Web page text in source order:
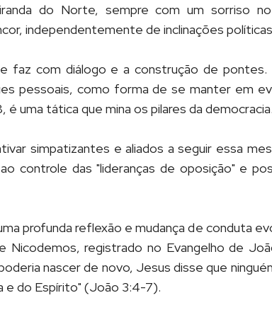
do Norte, sempre com um sorriso
independentemente de inclinações
faz com diálogo e a construção de
pessoais, como forma de se manter em
uma tática que mina os pilares da democracia.
simpatizantes e aliados a seguir essa
controle das "lideranças de oposição" e
profunda reflexão e mudança de conduta
Nicodemos, registrado no Evangelho de
nascer de novo, Jesus disse que
e do Espírito" (João 3:4-7).